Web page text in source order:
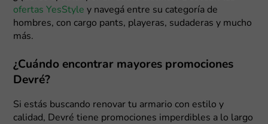
ofertas YesStyle y navegá entre su categoría de
hombres, con cargo pants, playeras, sudaderas y mucho
más.
¿Cuándo encontrar mayores promociones
Devré?
Si estás buscando renovar tu armario con estilo y
calidad, Devré tiene promociones imperdibles a lo largo